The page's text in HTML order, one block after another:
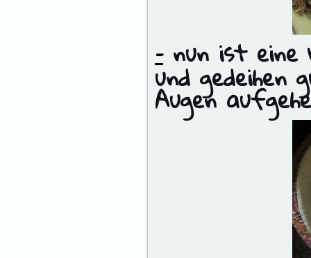
–nun ist eine
und
Augen